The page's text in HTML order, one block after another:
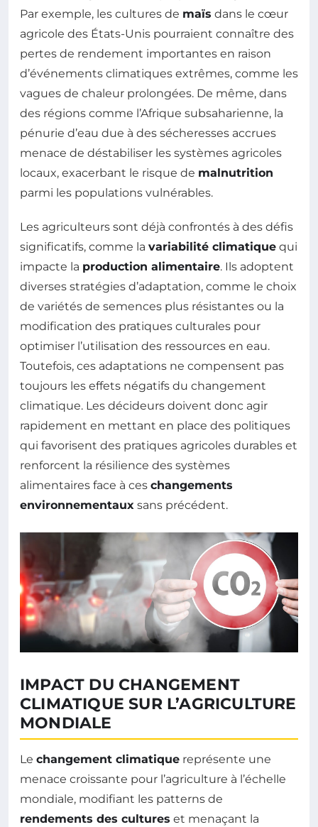
Par exemple, les cultures de maïs dans le cœur
agricole des États-Unis pourraient connaître des
pertes de rendement importantes en raison
d’événements climatiques extrêmes, comme les
vagues de chaleur prolongées. De même, dans
des régions comme l’Afrique subsaharienne, la
pénurie d’eau due à des sécheresses accrues
menace de déstabiliser les systèmes agricoles
locaux, exacerbant le risque de malnutrition
parmi les populations vulnérables.
Les agriculteurs sont déjà confrontés à des défis
significatifs, comme la variabilité climatique qui
impacte la production alimentaire. Ils adoptent
diverses stratégies d’adaptation, comme le choix
de variétés de semences plus résistantes ou la
modification des pratiques culturales pour
optimiser l’utilisation des ressources en eau.
Toutefois, ces adaptations ne compensent pas
toujours les effets négatifs du changement
climatique. Les décideurs doivent donc agir
rapidement en mettant en place des politiques
qui favorisent des pratiques agricoles durables et
renforcent la résilience des systèmes
alimentaires face à ces changements
environnementaux sans précédent.
IMPACT DU CHANGEMENT
CLIMATIQUE SUR L’AGRICULTURE
MONDIALE
Le changement climatique représente une
menace croissante pour l’agriculture à l’échelle
mondiale, modifiant les patterns de
rendements des cultures et menaçant la